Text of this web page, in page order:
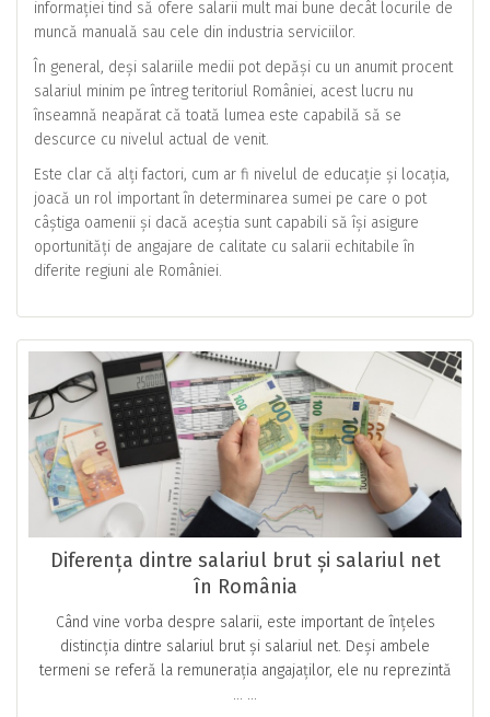
informației tind să ofere salarii mult mai bune decât locurile de
muncă manuală sau cele din industria serviciilor.
În general, deși salariile medii pot depăși cu un anumit procent
salariul minim pe întreg teritoriul României, acest lucru nu
înseamnă neapărat că toată lumea este capabilă să se
descurce cu nivelul actual de venit.
Este clar că alți factori, cum ar fi nivelul de educație și locația,
joacă un rol important în determinarea sumei pe care o pot
câștiga oamenii și dacă aceștia sunt capabili să își asigure
oportunități de angajare de calitate cu salarii echitabile în
diferite regiuni ale României.
Diferența dintre salariul brut și salariul net
în România
Când vine vorba despre salarii, este important de înțeles
distincția dintre salariul brut și salariul net. Deși ambele
termeni se referă la remunerația angajaților, ele nu reprezintă
… ...